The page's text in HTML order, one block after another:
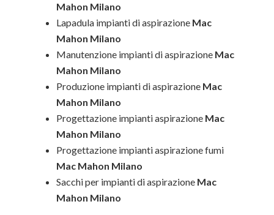
Mahon Milano
Lapadula impianti di aspirazione Mac
Mahon Milano
Manutenzione impianti di aspirazione Mac
Mahon Milano
Produzione impianti di aspirazione Mac
Mahon Milano
Progettazione impianti aspirazione Mac
Mahon Milano
Progettazione impianti aspirazione fumi
Mac Mahon Milano
Sacchi per impianti di aspirazione Mac
Mahon Milano